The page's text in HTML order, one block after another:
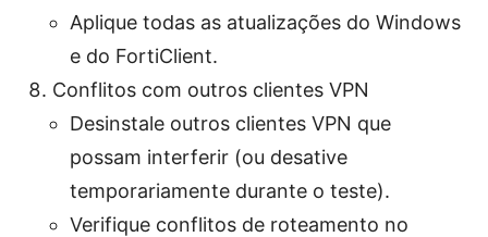
Aplique todas as atualizações do Windows
e do FortiClient.
Conflitos com outros clientes VPN
Desinstale outros clientes VPN que
possam interferir (ou desative
temporariamente durante o teste).
Verifique conflitos de roteamento no